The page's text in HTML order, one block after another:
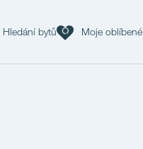
Hledání bytů Moje oblíbené